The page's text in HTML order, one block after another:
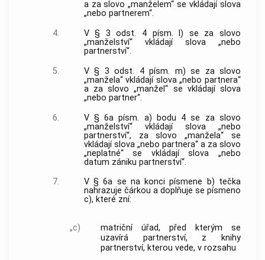
a za slovo „manželem“ se vkládají slova
„nebo partnerem“.
4.
V § 3 odst. 4 písm. l) se za slovo
„manželství“ vkládají slova „nebo
partnerství“.
5.
V § 3 odst. 4 písm. m) se za slovo
„manžela“ vkládají slova „nebo partnera“
a za slovo „manžel“ se vkládají slova
„nebo partner“.
6.
V § 6a písm. a) bodu 4 se za slovo
„manželství“ vkládají slova „nebo
partnerství“, za slovo „manžela“ se
vkládají slova „nebo partnera“ a za slovo
„neplatné“ se vkládají slova „nebo
datum zániku partnerství“.
7.
V § 6a se na konci písmene b) tečka
nahrazuje čárkou a doplňuje se písmeno
c), které zní:
„c)
matriční úřad, před kterým se
uzavírá partnerství, z knihy
partnerství, kterou vede, v rozsahu